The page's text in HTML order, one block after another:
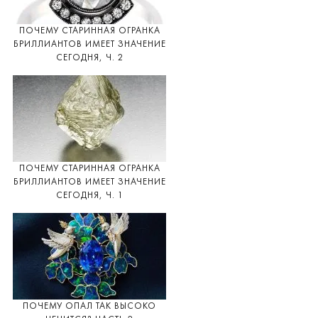
ПОЧЕМУ СТАРИННАЯ ОГРАНКА
БРИЛЛИАНТОВ ИМЕЕТ ЗНАЧЕНИЕ
СЕГОДНЯ, Ч. 2
ПОЧЕМУ СТАРИННАЯ ОГРАНКА
БРИЛЛИАНТОВ ИМЕЕТ ЗНАЧЕНИЕ
СЕГОДНЯ, Ч. 1
ПОЧЕМУ ОПАЛ ТАК ВЫСОКО